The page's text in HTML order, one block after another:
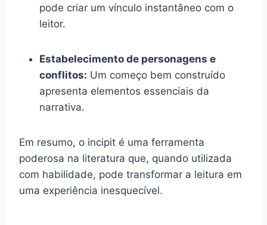
pode criar um vínculo instantâneo com o
leitor.
Estabelecimento de personagens e
conflitos: Um começo bem construído
apresenta elementos essenciais da
narrativa.
Em resumo, o incipit é uma ferramenta
poderosa na literatura que, quando utilizada
com habilidade, pode transformar a leitura em
uma experiência inesquecível.